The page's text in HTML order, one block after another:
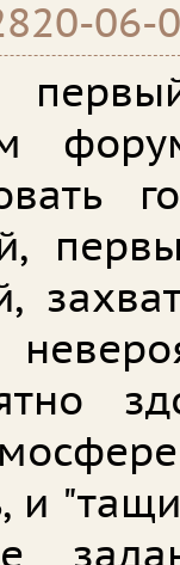
06-
и